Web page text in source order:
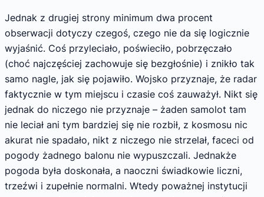
Jednak z drugiej strony minimum dwa procent
obserwacji dotyczy czegoś, czego nie da się logicznie
wyjaśnić. Coś przyleciało, poświeciło, pobrzęczało
(choć najczęściej zachowuje się bezgłośnie) i znikło tak
samo nagle, jak się pojawiło. Wojsko przyznaje, że radar
faktycznie w tym miejscu i czasie coś zauważył. Nikt się
jednak do niczego nie przyznaje – żaden samolot tam
nie leciał ani tym bardziej się nie rozbił, z kosmosu nic
akurat nie spadało, nikt z niczego nie strzelał, faceci od
pogody żadnego balonu nie wypuszczali. Jednakże
pogoda była doskonała, a naoczni świadkowie liczni,
trzeźwi i zupełnie normalni. Wtedy poważnej instytucji